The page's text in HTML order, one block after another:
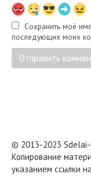
Сохранить моё
последующих моих
© 2013-2023 Sdelai-
Копирование
указанием ссылки